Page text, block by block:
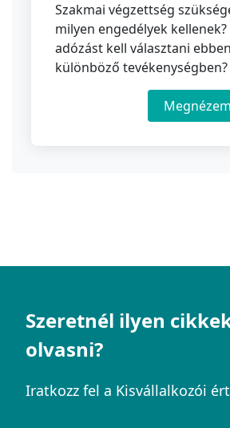
Szakmai végzettség
milyen engedélyek
adózást kell választani
különböző tevékenységben?
Szeretnél ilyen
olvasni?
Iratkozz fel a Kisvállalkozói